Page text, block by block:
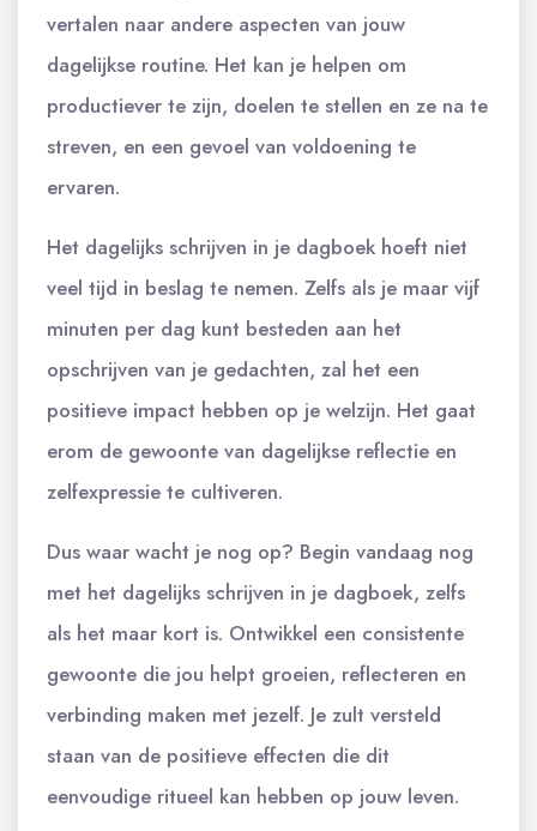
vertalen naar andere aspecten van jouw
dagelijkse routine. Het kan je helpen om
productiever te zijn, doelen te stellen en ze na te
streven, en een gevoel van voldoening te
ervaren.
Het dagelijks schrijven in je dagboek hoeft niet
veel tijd in beslag te nemen. Zelfs als je maar vijf
minuten per dag kunt besteden aan het
opschrijven van je gedachten, zal het een
positieve impact hebben op je welzijn. Het gaat
erom de gewoonte van dagelijkse reflectie en
zelfexpressie te cultiveren.
Dus waar wacht je nog op? Begin vandaag nog
met het dagelijks schrijven in je dagboek, zelfs
als het maar kort is. Ontwikkel een consistente
gewoonte die jou helpt groeien, reflecteren en
verbinding maken met jezelf. Je zult versteld
staan van de positieve effecten die dit
eenvoudige ritueel kan hebben op jouw leven.